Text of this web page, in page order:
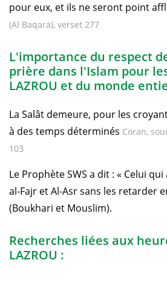
pour eux, et ils ne seront point
(Al Baqara), verset 277
L'importance du respect
prière dans l'Islam pour
LAZROU et du monde
La Salât demeure, pour les
à des temps déterminés Coran,
103
Le Prophète SWS a dit : « Celui
al-Fajr et Al-Asr sans les retarder
(Boukhari et Mouslim).
Recherches liées aux
LAZROU :